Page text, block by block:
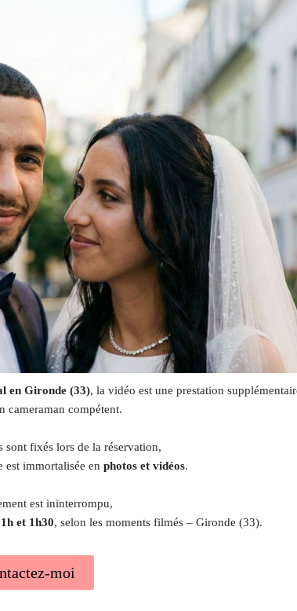
en Gironde (33), la vidéo est une prestation
cameraman compétent.
sont fixés lors de la réservation,
est immortalisée en photos et vidéos.
est ininterrompu,
et 1h30, selon les moments filmés – Gironde (33).
moi